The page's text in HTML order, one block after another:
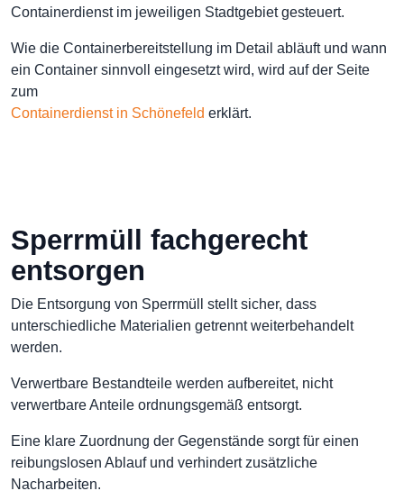
Containerdienst im jeweiligen Stadtgebiet gesteuert.
Wie die Containerbereitstellung im Detail abläuft und wann
ein Container sinnvoll eingesetzt wird, wird auf der Seite
zum
Containerdienst in Schönefeld erklärt.
Sperrmüll fachgerecht
entsorgen
Die Entsorgung von Sperrmüll stellt sicher, dass
unterschiedliche Materialien getrennt weiterbehandelt
werden.
Verwertbare Bestandteile werden aufbereitet, nicht
verwertbare Anteile ordnungsgemäß entsorgt.
Eine klare Zuordnung der Gegenstände sorgt für einen
reibungslosen Ablauf und verhindert zusätzliche
Nacharbeiten.